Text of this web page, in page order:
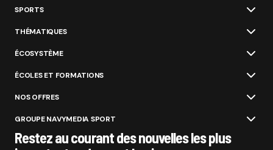
SPORTS
THÉMATIQUES
ÉCOSYSTÈME
ÉCOLES ET FORMATIONS
NOS OFFRES
GROUPE NAVYMEDIA SPORT
Restez au courant des nouvelles les plus